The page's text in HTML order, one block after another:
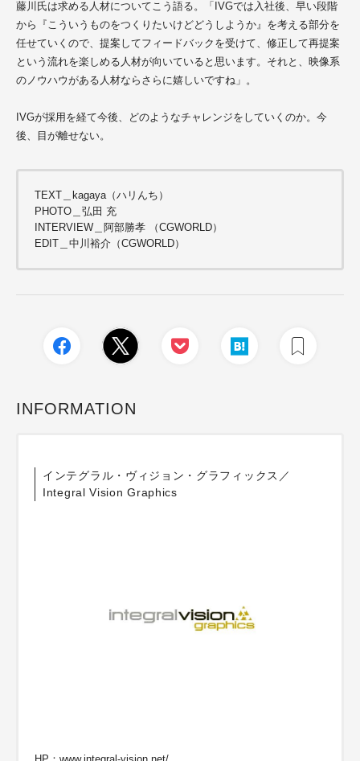
藤川氏は求める人材についてこう語る。「IVGでは 入社後、早い段階
から
『こういうものをつくりたいけどどうしようか』を考える部分を
任せていく ので、提案してフィードバックを受けて、修正して再提案
という流れを楽しめる人材が向いていると思います。それと、映像系
のノウハウがある人材ならさらに嬉しいですね」。
IVGが採用を経て今後、どのようなチャレンジをしていくのか。今
後、目が離せない。
TEXT＿kagaya（ハリんち）
PHOTO＿弘田 充
INTERVIEW＿阿部勝孝 （CGWORLD）
EDIT＿中川裕介（CGWORLD）
INFORMATION
インテグラル・ヴィジョン・グラフィックス／
Integral Vision Graphics